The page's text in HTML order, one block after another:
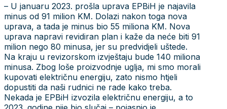
– U januaru 2023. prošla uprava EPBiH je najavila
minus od 91 milion KM. Dolazi nakon toga nova
uprava, a tada je minus bio 55 miliona KM. Nova
uprava napravi revidiran plan i kaže da neće biti 91
milion nego 80 minusa, jer su predvidjeli uštede.
Na kraju u revizorskom izvještaju bude 140 miliona
minusa. Zbog loše proizvodnje uglja, mi smo morali
kupovati električnu energiju, zato nismo htjeli
dopustiti da naši rudnici ne rade kako treba.
Nekada je EPBiH izvozila električnu energiju, a to